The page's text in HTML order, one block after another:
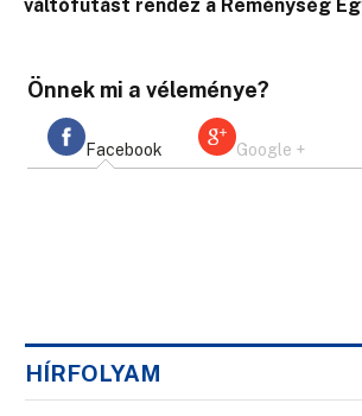
váltófutást rendez a Reménység
Önnek mi a véleménye?
Facebook Google +
HÍRFOLYAM